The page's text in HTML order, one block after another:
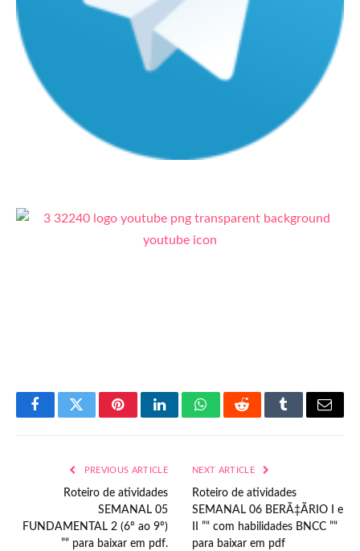
FacebookTwitterPinterestLinkedInWhatsAppRedditTumblrEmail
PREVIOUS ARTICLE
Roteiro de atividades
SEMANAL 05
FUNDAMENTAL 2 (6º ao 9º)
”“ para baixar em pdf.
NEXT ARTICLE
Roteiro de atividades
SEMANAL 06 BERÃ‡ÃRIO I e
II ”“ com habilidades BNCC ”“
para baixar em pdf